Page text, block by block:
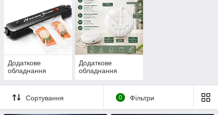
Додаткове
обладнання
Додаткове
обладнання
Сортування 0 Фільтри